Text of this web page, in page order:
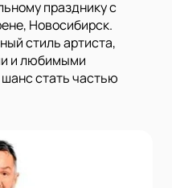
празднику с
Новосибирск.
стиль артиста,
и любимыми
стать частью